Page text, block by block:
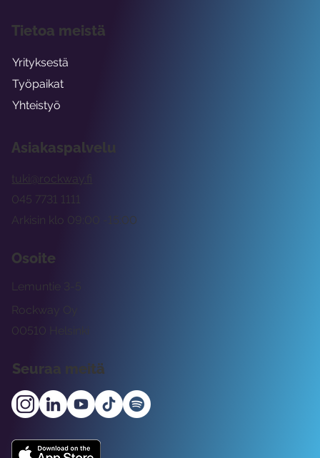
Asiakaspalvelu
tuki@rockway.fi
Arkisin klo 09:00 -15:00
045 7731 1111
Osoite
Rockway Oy
Lemuntie 3-5
00510 Helsinki
Seuraa meitä
Tietoa meistä
Yrityksestä
Työpaikat
Yhteistyö